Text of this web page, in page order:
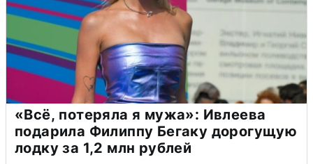
«Всё, потеряла я мужа»: Ивлеева
подарила Филиппу Бегаку дорогущую
лодку за 1,2 млн рублей